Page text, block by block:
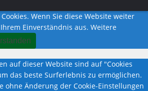
Wenn Sie diese Website weiter
Einverständnis aus. Weitere
auf dieser Website sind auf "Cookies
das beste Surferlebnis zu ermöglichen.
ohne Änderung der Cookie-Einstellungen